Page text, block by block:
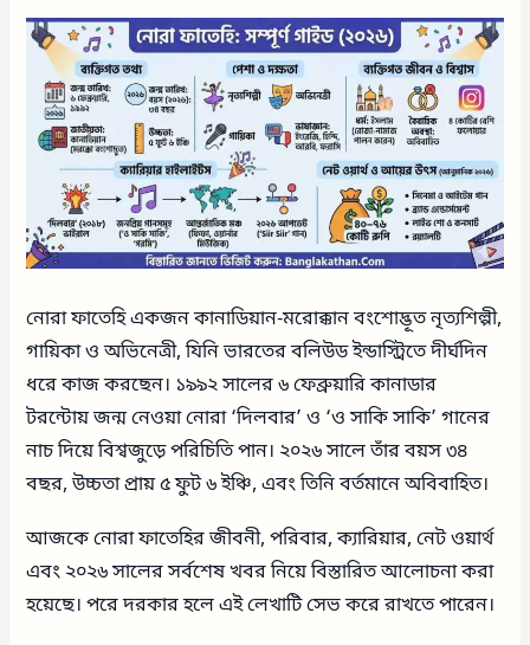
নোরা ফাতেহি একজন কানাডিয়ান-মরোক্কান বংশোদ্ভূত নৃত্যশিল্পী,
গায়িকা ও অভিনেত্রী, যিনি ভারতের বলিউড ইন্ডাস্ট্রিতে দীর্ঘদিন
ধরে কাজ করছেন। ১৯৯২ সালের ৬ ফেব্রুয়ারি কানাডার
টরন্টোয় জন্ম নেওয়া নোরা ‘দিলবার’ ও ‘ও সাকি সাকি’ গানের
নাচ দিয়ে বিশ্বজুড়ে পরিচিতি পান। ২০২৬ সালে তাঁর বয়স ৩৪
বছর, উচ্চতা প্রায় ৫ ফুট ৬ ইঞ্চি, এবং তিনি বর্তমানে অবিবাহিত।
আজকে নোরা ফাতেহির জীবনী, পরিবার, ক্যারিয়ার, নেট ওয়ার্থ
এবং ২০২৬ সালের সর্বশেষ খবর নিয়ে বিস্তারিত আলোচনা করা
হয়েছে। পরে দরকার হলে এই লেখাটি সেভ করে রাখতে পারেন।